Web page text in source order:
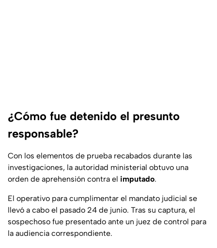
¿Cómo fue detenido el presunto
responsable?
Con los elementos de prueba recabados durante las
investigaciones, la autoridad ministerial obtuvo una
orden de aprehensión contra el imputado.
El operativo para cumplimentar el mandato judicial se
llevó a cabo el pasado 24 de junio. Tras su captura, el
sospechoso fue presentado ante un juez de control para
la audiencia correspondiente.